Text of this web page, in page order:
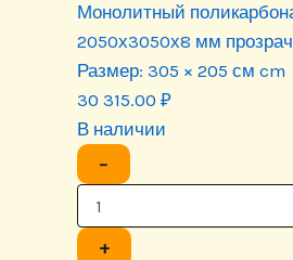
Монолитный
2050х3050х8 мм
Размер: 305 × 205 см cm
30 315.00 ₽
В наличии
−
+